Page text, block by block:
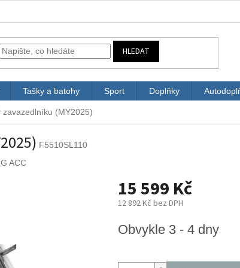
HLEDAT
Tašky a batohy Sport Doplňky
(MY2025)
F5510SL110
ACC
15 599 Kč
12 892 Kč bez DPH
cena:
Obvykle 3 - 4 dny